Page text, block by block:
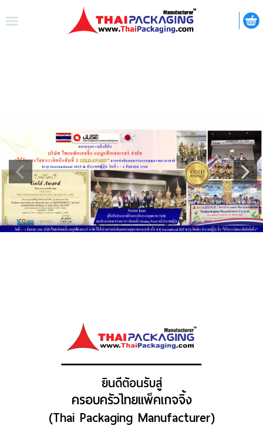
ไทย ENGLISH
หน้าหลัก
เกี่ยวกับเรา
สินค้า
ยินดีต้อนรับสู่
ครอบครัวไทยแพ็คเกจจิ้ง
(Thai Packaging Manufacturer)